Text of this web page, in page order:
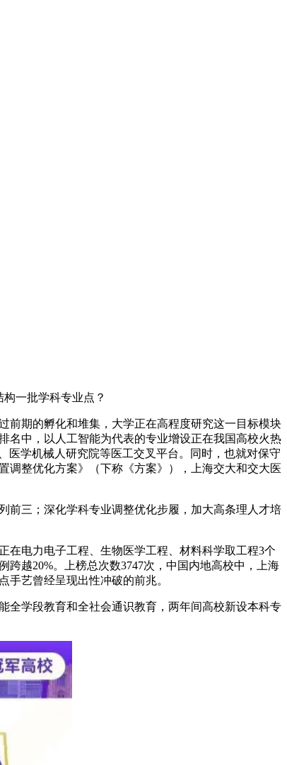
一批学科专业点？
期的孵化和堆集，大学正在高程度研究这一目标模块
名中，以人工智能为代表的专业增设正在我国高校火热
医学机械人研究院等医工交叉平台。同时，也就对保守
调整优化方案》（下称《方案》），上海交大和交大医
三；深化学科专业调整优化步履，加大高条理人才培
电力电子工程、生物医学工程、材料科学取工程3个
越20%。上榜总次数3747次，中国内地高校中，上海
艺曾经呈现出性冲破的前兆。
学段教育和全社会通识教育，两年间高校新设本科专